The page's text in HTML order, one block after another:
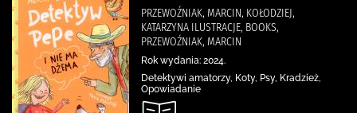
PRZEWOŹNIAK, MARCIN, KOŁODZIEJ,
KATARZYNA ILUSTRACJE, BOOKS,
PRZEWOŹNIAK, MARCIN
Rok wydania: 2024.
Detektywi amatorzy, Koty, Psy, Kradzież,
Opowiadanie